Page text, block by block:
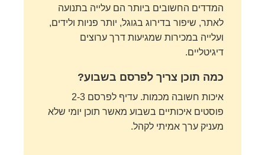
המדדים החשובים ביותר הם עלייה בתנועה
לאתר, שיפור בדירוג בגוגל, יותר פניות ולידים,
ועלייה במכירות שמגיעות דרך ערוצים
דיגיטליים.
כמה תוכן צריך לפרסם בשבוע?
איכות חשובה מכמות. עדיף לפרסם 2-3
פוסטים איכותיים בשבוע מאשר תוכן יומי שלא
מעניק ערך אמיתי לקהל.